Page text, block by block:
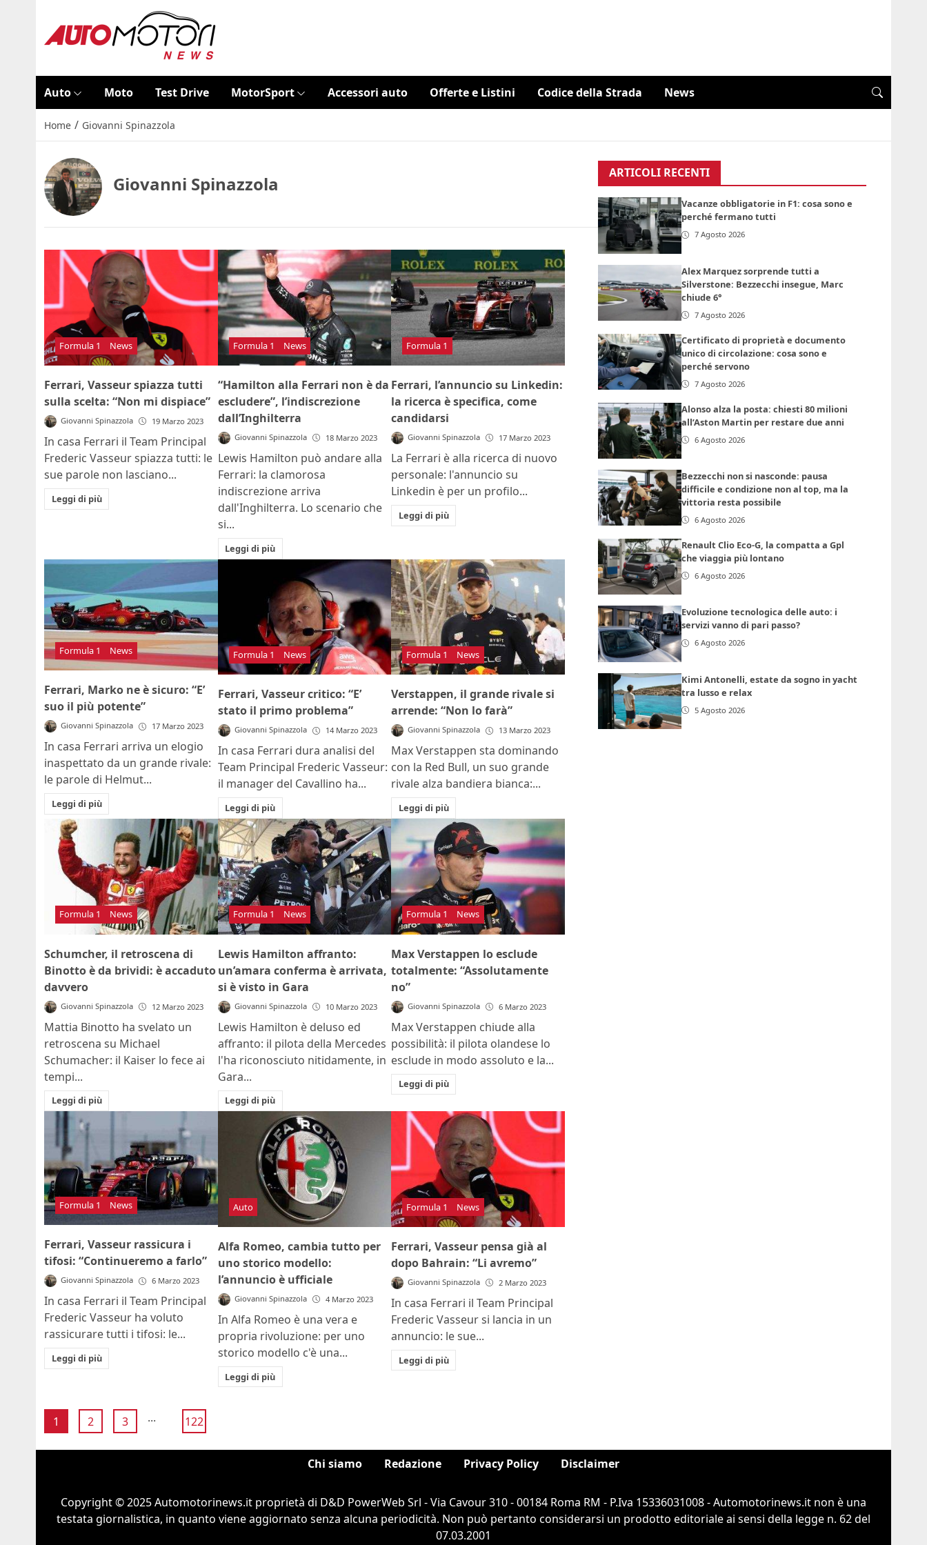
Auto Moto Test Drive MotorSport Accessori auto Offerte e Listini Codice della Strada News
Home / Giovanni Spinazzola
Giovanni Spinazzola
Formula 1 News
Ferrari, Vasseur spiazza tutti
sulla scelta: “Non mi dispiace”
Giovanni Spinazzola 19 Marzo 2023
In casa Ferrari il Team Principal
Frederic Vasseur spiazza tutti: le
sue parole non lasciano...
Leggi di più
Formula 1 News
“Hamilton alla Ferrari non è da
escludere”, l’indiscrezione
dall’Inghilterra
Giovanni Spinazzola 18 Marzo 2023
Lewis Hamilton può andare alla
Ferrari: la clamorosa
indiscrezione arriva
dall'Inghilterra. Lo scenario che
si...
Leggi di più
Formula 1
Ferrari, l’annuncio su Linkedin:
la ricerca è specifica, come
candidarsi
Giovanni Spinazzola 17 Marzo 2023
La Ferrari è alla ricerca di nuovo
personale: l'annuncio su
Linkedin è per un profilo...
Leggi di più
Formula 1 News
Ferrari, Marko ne è sicuro: “E’
suo il più potente”
Giovanni Spinazzola 17 Marzo 2023
In casa Ferrari arriva un elogio
inaspettato da un grande rivale:
le parole di Helmut...
Leggi di più
Formula 1 News
Ferrari, Vasseur critico: “E’
stato il primo problema”
Giovanni Spinazzola 14 Marzo 2023
In casa Ferrari dura analisi del
Team Principal Frederic Vasseur:
il manager del Cavallino ha...
Leggi di più
Formula 1 News
Verstappen, il grande rivale si
arrende: “Non lo farà”
Giovanni Spinazzola 13 Marzo 2023
Max Verstappen sta dominando
con la Red Bull, un suo grande
rivale alza bandiera bianca:...
Leggi di più
Formula 1 News
Schumcher, il retroscena di
Binotto è da brividi: è accaduto
davvero
Giovanni Spinazzola 12 Marzo 2023
Mattia Binotto ha svelato un
retroscena su Michael
Schumacher: il Kaiser lo fece ai
tempi...
Leggi di più
Formula 1 News
Lewis Hamilton affranto:
un’amara conferma è arrivata,
si è visto in Gara
Giovanni Spinazzola 10 Marzo 2023
Lewis Hamilton è deluso ed
affranto: il pilota della Mercedes
l'ha riconosciuto nitidamente, in
Gara...
Leggi di più
Formula 1 News
Max Verstappen lo esclude
totalmente: “Assolutamente
no”
Giovanni Spinazzola 6 Marzo 2023
Max Verstappen chiude alla
possibilità: il pilota olandese lo
esclude in modo assoluto e la...
Leggi di più
Formula 1 News
Ferrari, Vasseur rassicura i
tifosi: “Continueremo a farlo”
Giovanni Spinazzola 6 Marzo 2023
In casa Ferrari il Team Principal
Frederic Vasseur ha voluto
rassicurare tutti i tifosi: le...
Leggi di più
Auto
Alfa Romeo, cambia tutto per
uno storico modello:
l’annuncio è ufficiale
Giovanni Spinazzola 4 Marzo 2023
In Alfa Romeo è una vera e
propria rivoluzione: per uno
storico modello c'è una...
Leggi di più
Formula 1 News
Ferrari, Vasseur pensa già al
dopo Bahrain: “Li avremo”
Giovanni Spinazzola 2 Marzo 2023
In casa Ferrari il Team Principal
Frederic Vasseur si lancia in un
annuncio: le sue...
Leggi di più
1 2 3 ... 122
ARTICOLI RECENTI
Vacanze obbligatorie in F1: cosa sono e
perché fermano tutti
7 Agosto 2026
Alex Marquez sorprende tutti a
Silverstone: Bezzecchi insegue, Marc
chiude 6°
7 Agosto 2026
Certificato di proprietà e documento
unico di circolazione: cosa sono e
perché servono
7 Agosto 2026
Alonso alza la posta: chiesti 80 milioni
all’Aston Martin per restare due anni
6 Agosto 2026
Bezzecchi non si nasconde: pausa
difficile e condizione non al top, ma la
vittoria resta possibile
6 Agosto 2026
Renault Clio Eco-G, la compatta a Gpl
che viaggia più lontano
6 Agosto 2026
Evoluzione tecnologica delle auto: i
servizi vanno di pari passo?
6 Agosto 2026
Kimi Antonelli, estate da sogno in yacht
tra lusso e relax
5 Agosto 2026
Chi siamo Redazione Privacy Policy Disclaimer
Copyright © 2025 Automotorinews.it proprietà di D&D PowerWeb Srl - Via Cavour 310 - 00184 Roma RM - P.Iva 15336031008 - Automotorinews.it non è una
testata giornalistica, in quanto viene aggiornato senza alcuna periodicità. Non può pertanto considerarsi un prodotto editoriale ai sensi della legge n. 62 del
07.03.2001